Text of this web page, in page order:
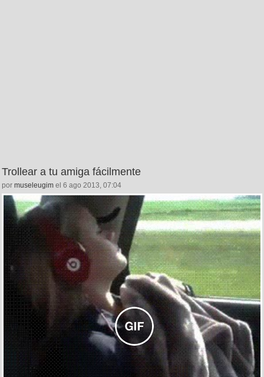
Trollear a tu amiga fácilmente
por museleugim el 6 ago 2013, 07:04